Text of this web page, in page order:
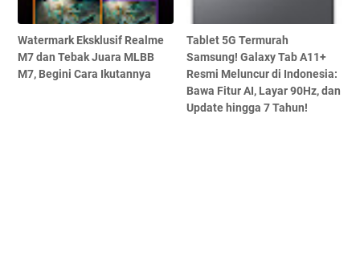
Watermark Eksklusif Realme
M7 dan Tebak Juara MLBB
M7, Begini Cara Ikutannya
Tablet 5G Termurah
Samsung! Galaxy Tab A11+
Resmi Meluncur di Indonesia:
Bawa Fitur AI, Layar 90Hz, dan
Update hingga 7 Tahun!